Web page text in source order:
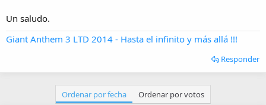
Un saludo.
Giant Anthem 3 LTD 2014 - Hasta el infinito y más allá !!!
Responder
Ordenar por fecha Ordenar por votos